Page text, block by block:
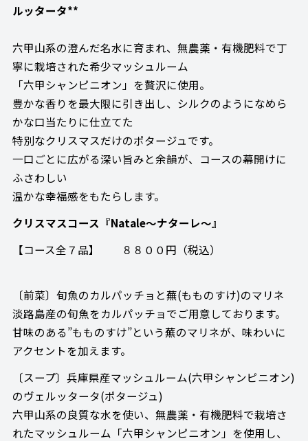
ルッタータ**
六甲山系の澄んだ名水に育まれ、無農薬・有機肥料で丁
寧に栽培された希少マッシュルーム
「六甲シャンピニオン」を贅沢に使用。
豊かな香りを最大限に引き出し、シルクのようになめら
かな口当たりに仕立てた
特別なクリスマスだけのポタージュです。
一口ごとに広がる深い旨みと余韻が、コースの幕開けに
ふさわしい
温かな幸福感をもたらします。
クリスマスコース『Natale～ナターレ～』
【コース全７品】 ８８００円（税込）
〔前菜〕旬魚のカルパッチョと蕪(もものすけ)のマリネ
淡路島産の旬魚をカルパッチョでご用意しております。
甘味のある”もものすけ”という蕪のマリネが、味わいに
アクセントを加えます。
〔スープ〕兵庫県産マッシュルーム(六甲シャンピニオン)
のヴェルッタータ(ポタージュ)
六甲山系の良質な水を使い、無農薬・有機肥料で栽培さ
れたマッシュルーム「六甲シャンピニオン」を使用し、